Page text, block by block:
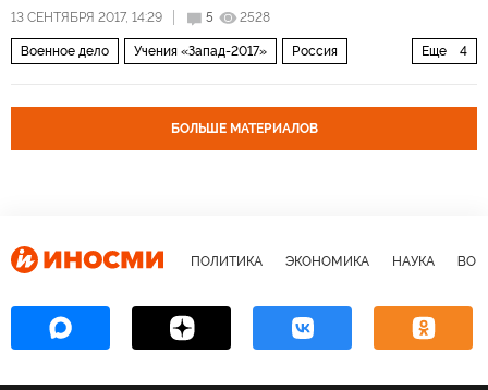
13 СЕНТЯБРЯ 2017, 14:29 5 2528
Еще 4
Военное дело Учения «Запад-2017» Россия
Вооруженные силы РоссииБОЛЬШЕ МАТЕРИАЛОВ
ПОЛИТИКА ЭКОНОМИКА НАУКА